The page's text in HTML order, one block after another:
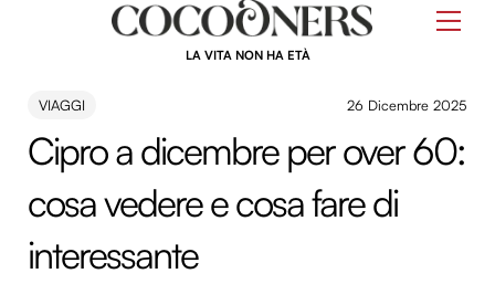
LA VITA NON HA ETÀ
VIAGGI 26 Dicembre 2025
Cipro a dicembre per over 60:
cosa vedere e cosa fare di
interessante